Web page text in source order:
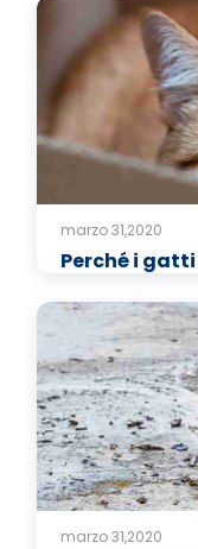
marzo 31,2020
Perché i
marzo 31,2020